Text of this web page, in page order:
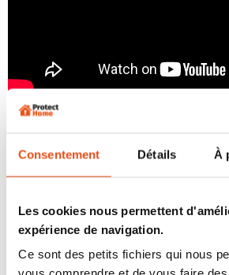
Consentement Détails À
Les cookies nous permettent
expérience de navigation.
Ce sont des petits fichiers qui nous
De plus, il est important de savoir
rendre votre serrure et votre porte
en termes de sécurité, en l’équipant
poignée blindée
, mais aussi avec
haute sécurité par exemple.